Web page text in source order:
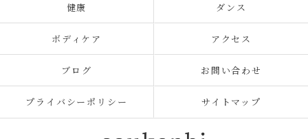
健康 ダンス
ボディケア アクセス
ブログ お問い合わせ
プライバシーポリシー サイトマップ